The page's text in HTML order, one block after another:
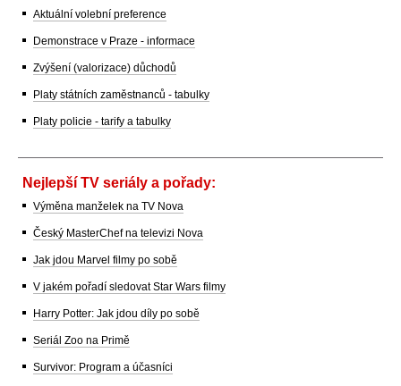
Aktuální volební preference
Demonstrace v Praze - informace
Zvýšení (valorizace) důchodů
Platy státních zaměstnanců - tabulky
Platy policie - tarify a tabulky
Nejlepší TV seriály a pořady:
Výměna manželek na TV Nova
Český MasterChef na televizi Nova
Jak jdou Marvel filmy po sobě
V jakém pořadí sledovat Star Wars filmy
Harry Potter: Jak jdou díly po sobě
Seriál Zoo na Primě
Survivor: Program a účasníci